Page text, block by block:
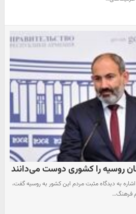
روسیه را کشوری دوست می‌دانند
به دیدگاه مثبت مردم این کشور به روسیه گفت،
فرهنگ…